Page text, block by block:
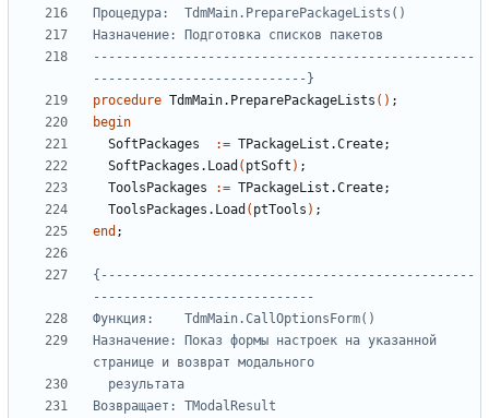
--------------------------------------------------
----------------------------}
procedure TdmMain. PreparePackageLists () ;
begin
SoftPackages
:= TPackageList .Create;
SoftPackages . Load ( ptSoft ) ;
ToolsPackages
:= TPackageList .Create;
ToolsPackages . Load ( ptTools ) ;
end ;
{-------------------------------------------------
Назначение: Показ формы настроек на указанной